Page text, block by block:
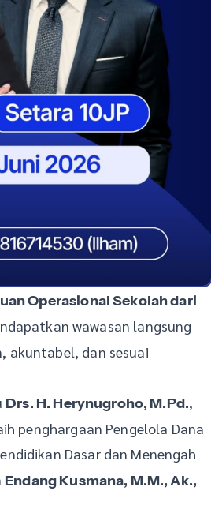
Operasional Sekolah dari
wawasan langsung
akuntabel, dan sesuai
Drs. H. Herynugroho, M.Pd.,
penghargaan Pengelola Dana
Dasar dan Menengah
Endang Kusmana, M.M., Ak.,